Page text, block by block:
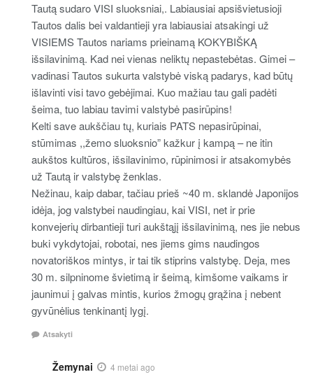
Tautą sudaro VISI sluoksniai,. Labiausiai apsišvietusioji
Tautos dalis bei valdantieji yra labiausiai atsakingi už
VISIEMS Tautos nariams prieinamą KOKYBIŠKĄ
išsilavinimą. Kad nei vienas neliktų nepastebėtas. Gimei –
vadinasi Tautos sukurta valstybė viską padarys, kad būtų
išlavinti visi tavo gebėjimai. Kuo mažiau tau gali padėti
šeima, tuo labiau tavimi valstybė pasirūpins!
Kelti save aukščiau tų, kuriais PATS nepasirūpinai,
stūmimas ,,žemo sluoksnio” kažkur į kampą – ne itin
aukštos kultūros, išsilavinimo, rūpinimosi ir atsakomybės
už Tautą ir valstybę ženklas.
Nežinau, kaip dabar, tačiau prieš ~40 m. sklandė Japonijos
idėja, jog valstybei naudingiau, kai VISI, net ir prie
konvejerių dirbantieji turi aukštąjį išsilavinimą, nes jie nebus
buki vykdytojai, robotai, nes jiems gims naudingos
novatoriškos mintys, ir tai tik stiprins valstybę. Deja, mes
30 m. silpninome švietimą ir šeimą, kimšome vaikams ir
jaunimui į galvas mintis, kurios žmogų grąžina į nebent
gyvūnėlius tenkinantį lygį.
Atsakyti
Žemynai 4 metai ago